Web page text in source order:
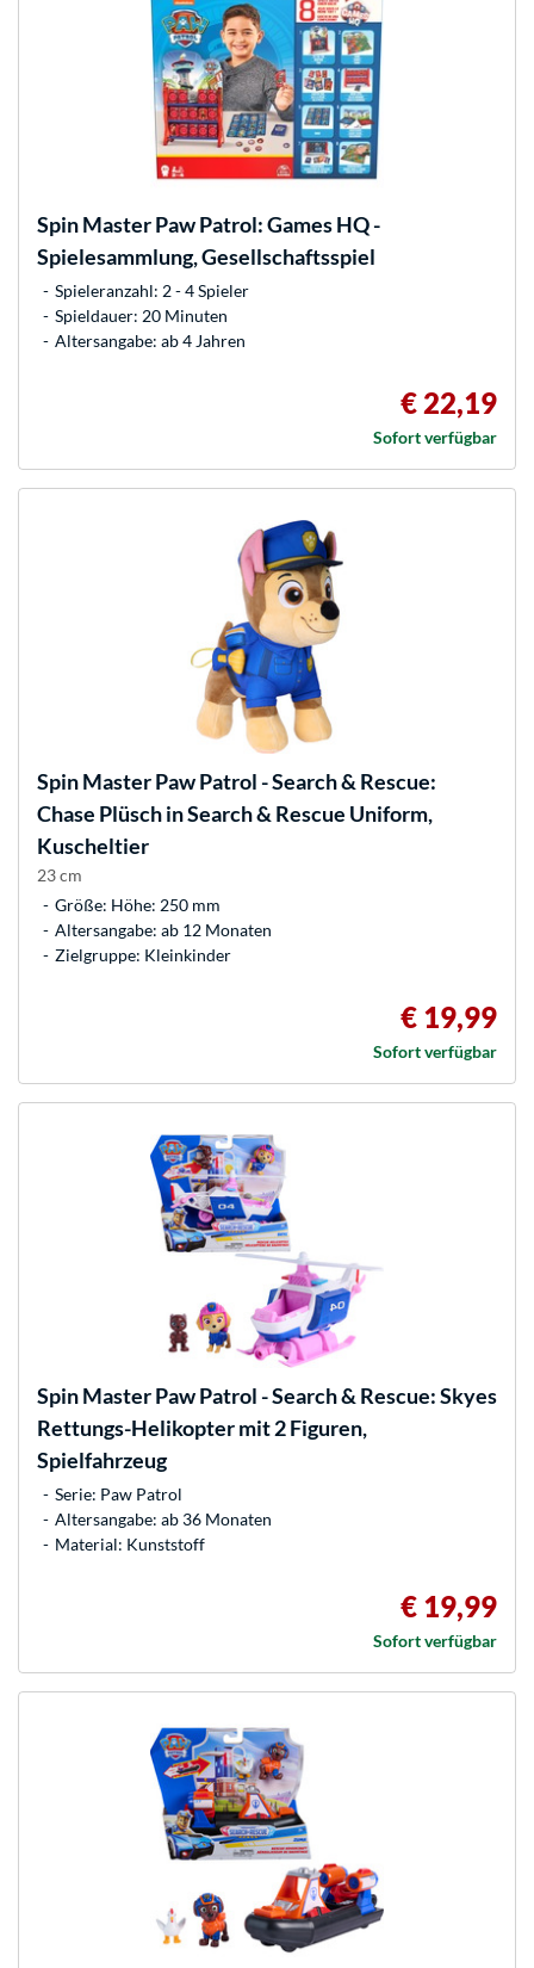
Spin MasterPaw Patrol: Games HQ -
Spielesammlung, Gesellschaftsspiel
Spieleranzahl: 2 - 4 Spieler
Spieldauer: 20 Minuten
Altersangabe: ab 4 Jahren
€ 22,19
Sofort verfügbar
Spin MasterPaw Patrol - Search & Rescue:
Chase Plüsch in Search & Rescue Uniform,
Kuscheltier
23 cm
Größe: Höhe: 250 mm
Altersangabe: ab 12 Monaten
Zielgruppe: Kleinkinder
€ 19,99
Sofort verfügbar
Spin MasterPaw Patrol - Search & Rescue: Skyes
Rettungs-Helikopter mit 2 Figuren,
Spielfahrzeug
Serie: Paw Patrol
Altersangabe: ab 36 Monaten
Material: Kunststoff
€ 19,99
Sofort verfügbar